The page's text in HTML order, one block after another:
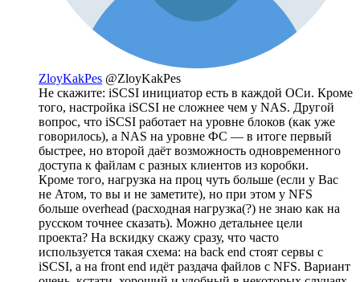
ZloyKakPes @ZloyKakPes
Не скажите: iSCSI инициатор есть в каждой ОСи. Кроме
того, настройка iSCSI не сложнее чем у NAS. Другой
вопрос, что iSCSI работает на уровне блоков (как уже
говорилось), а NAS на уровне ФС — в итоге первый
быстрее, но второй даёт возможность одновременного
доступа к файлам с разных клиентов из коробки.
Кроме того, нагрузка на проц чуть больше (если у Вас
не Атом, то вы и не заметите), но при этом у NFS
больше overhead (расходная нагрузка(?) не знаю как на
русском точнее сказать). Можно детальнее цели
проекта? На вскидку скажу сразу, что часто
используется такая схема: на back end стоят сервы с
iSCSI, а на front end идёт раздача файлов с NFS. Вариант